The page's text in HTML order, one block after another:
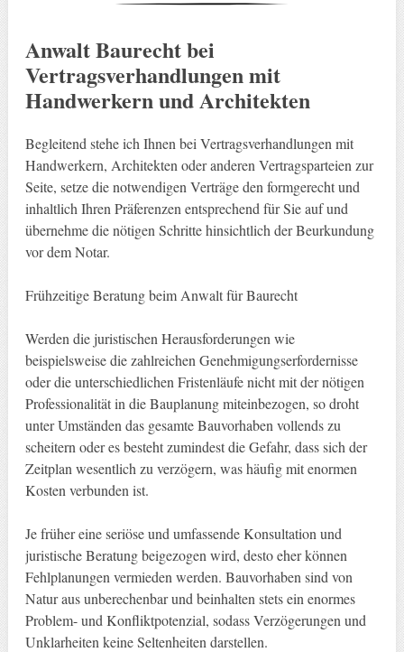
Anwalt Baurecht bei
Vertragsverhandlungen mit
Handwerkern und Architekten
Begleitend stehe ich Ihnen bei Vertragsverhandlungen mit
Handwerkern, Architekten oder anderen Vertragsparteien zur
Seite, setze die notwendigen Verträge den formgerecht und
inhaltlich Ihren Präferenzen entsprechend für Sie auf und
übernehme die nötigen Schritte hinsichtlich der Beurkundung
vor dem Notar.
Frühzeitige Beratung beim Anwalt für Baurecht
Werden die juristischen Herausforderungen wie
beispielsweise die zahlreichen Genehmigungserfordernisse
oder die unterschiedlichen Fristenläufe nicht mit der nötigen
Professionalität in die Bauplanung miteinbezogen, so droht
unter Umständen das gesamte Bauvorhaben vollends zu
scheitern oder es besteht zumindest die Gefahr, dass sich der
Zeitplan wesentlich zu verzögern, was häufig mit enormen
Kosten verbunden ist.
Je früher eine seriöse und umfassende Konsultation und
juristische Beratung beigezogen wird, desto eher können
Fehlplanungen vermieden werden. Bauvorhaben sind von
Natur aus unberechenbar und beinhalten stets ein enormes
Problem- und Konfliktpotenzial, sodass Verzögerungen und
Unklarheiten keine Seltenheiten darstellen.